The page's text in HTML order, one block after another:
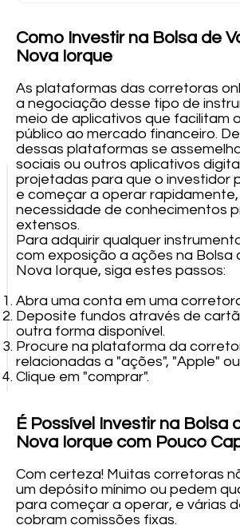
Como Investir na Bolsa de
Nova Iorque
As plataformas das corretoras
a negociação desse tipo de
meio de aplicativos que facilitam
público ao mercado financeiro.
dessas plataformas se
sociais ou outros aplicativos
projetadas para que o investidor
e começar a operar rapidamente,
necessidade de conhecimentos
extensos.
Para adquirir qualquer
com exposição a ações na Bolsa
Nova Iorque, siga estes passos:
Abra uma conta em uma
Deposite fundos através de
outra forma disponível.
Procure na plataforma da
relacionadas a "ações", "Apple" ou
Clique em "comprar".
É Possível Investir na Bolsa
Nova Iorque com Pouco
Com certeza! Muitas corretoras
um depósito mínimo ou pedem
para começar a operar, e várias
cobram comissões fixas.